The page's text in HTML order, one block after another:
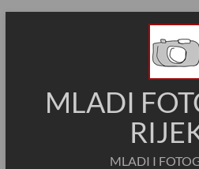
MLADI
MLADI I